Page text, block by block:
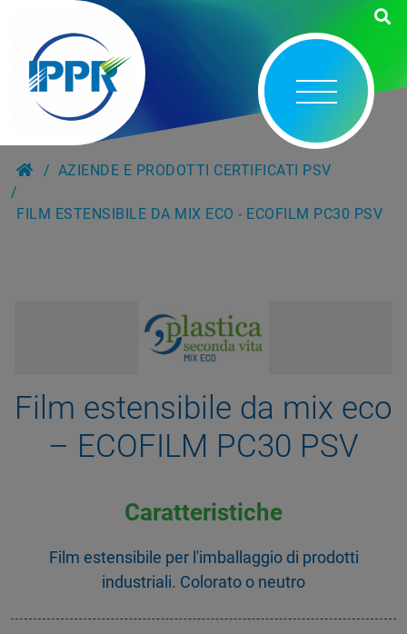
AZIENDE E PRODOTTI CERTIFICATI PSV
FILM ESTENSIBILE DA MIX ECO - ECOFILM PC30 PSV
Film estensibile da mix eco
– ECOFILM PC30 PSV
Caratteristiche
Film estensibile per l'imballaggio di prodotti
industriali. Colorato o neutro